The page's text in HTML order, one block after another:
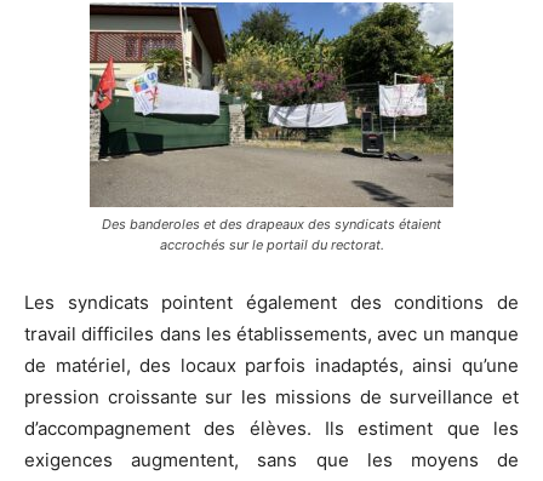
Des banderoles et des drapeaux des syndicats étaient
accrochés sur le portail du rectorat.
Les syndicats pointent également des conditions de
travail difficiles dans les établissements, avec un manque
de matériel, des locaux parfois inadaptés, ainsi qu’une
pression croissante sur les missions de surveillance et
d’accompagnement des élèves. Ils estiment que les
exigences augmentent, sans que les moyens de